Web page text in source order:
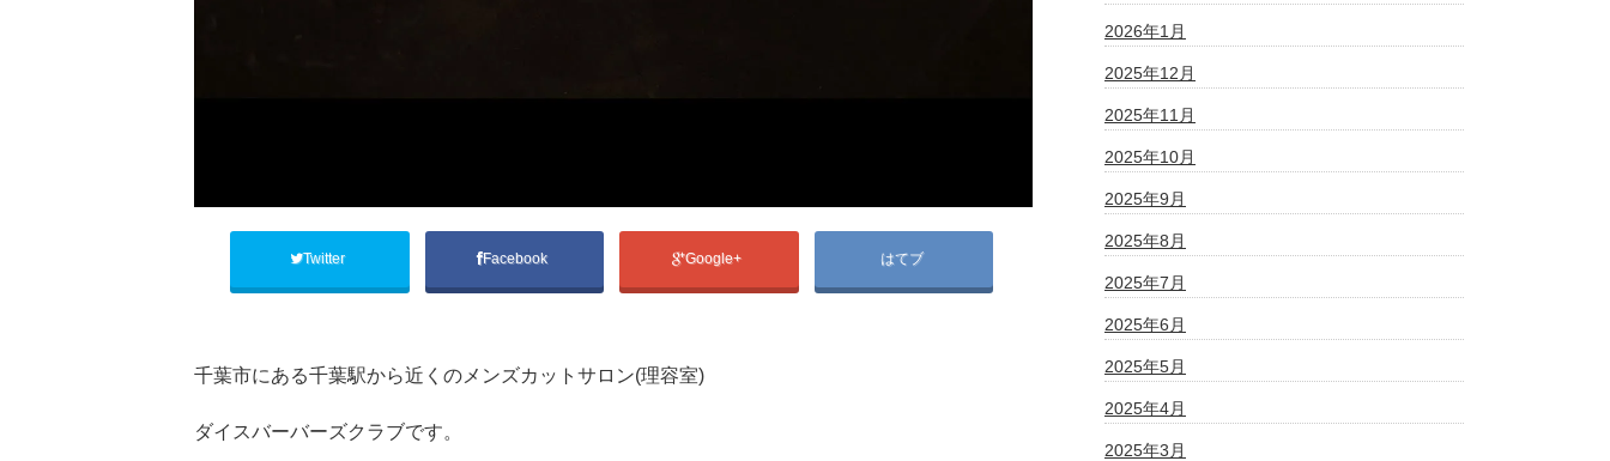
Twitter Facebook Google+ はてブ
千葉市にある千葉駅から近くのメンズカットサロン(理容室)
ダイスバーバーズクラブです。
2026年1月
2025年12月
2025年11月
2025年10月
2025年9月
2025年8月
2025年7月
2025年6月
2025年5月
2025年4月
2025年3月